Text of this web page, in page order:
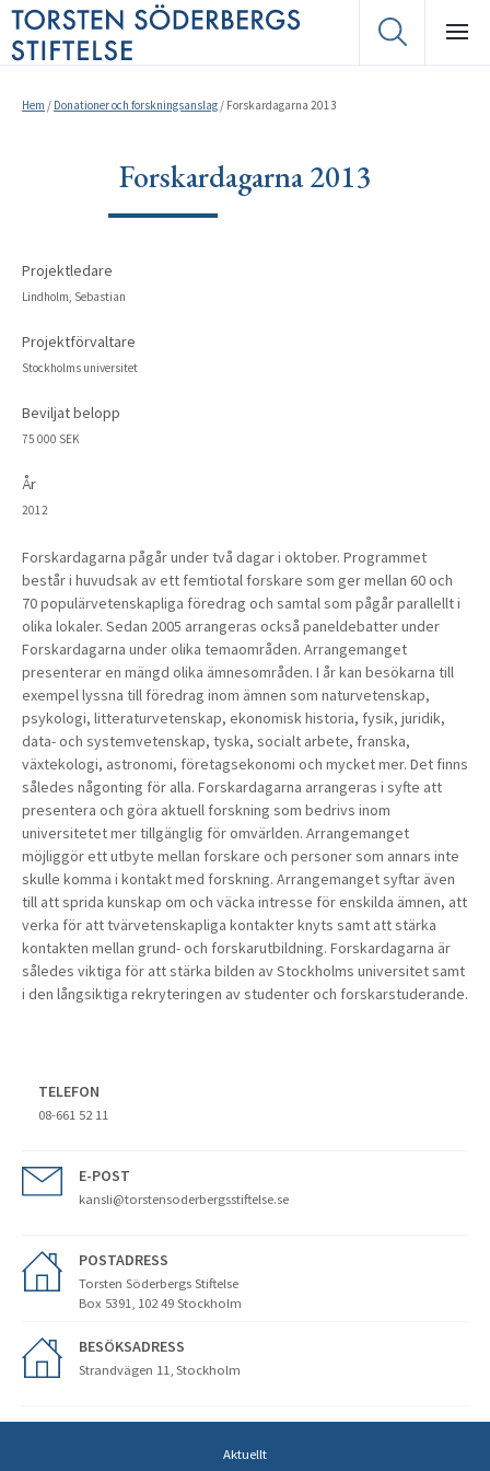
Hem / Donationer och forskningsanslag / Forskardagarna 2013
Forskardagarna 2013
Projektledare
Lindholm, Sebastian
Projektförvaltare
Stockholms universitet
Beviljat belopp
75 000 SEK
År
2012
Forskardagarna pågår under två dagar i oktober. Programmet
består i huvudsak av ett femtiotal forskare som ger mellan 60 och
70 populärvetenskapliga föredrag och samtal som pågår parallellt i
olika lokaler. Sedan 2005 arrangeras också paneldebatter under
Forskardagarna under olika temaområden. Arrangemanget
presenterar en mängd olika ämnesområden. I år kan besökarna till
exempel lyssna till föredrag inom ämnen som naturvetenskap,
psykologi, litteraturvetenskap, ekonomisk historia, fysik, juridik,
data- och systemvetenskap, tyska, socialt arbete, franska,
växtekologi, astronomi, företagsekonomi och mycket mer. Det finns
således någonting för alla. Forskardagarna arrangeras i syfte att
presentera och göra aktuell forskning som bedrivs inom
universitetet mer tillgänglig för omvärlden. Arrangemanget
möjliggör ett utbyte mellan forskare och personer som annars inte
skulle komma i kontakt med forskning. Arrangemanget syftar även
till att sprida kunskap om och väcka intresse för enskilda ämnen, att
verka för att tvärvetenskapliga kontakter knyts samt att stärka
kontakten mellan grund- och forskarutbildning. Forskardagarna är
således viktiga för att stärka bilden av Stockholms universitet samt
i den långsiktiga rekryteringen av studenter och forskarstuderande.
TELEFON
08-661 52 11
E-POST
kansli@torstensoderbergsstiftelse.se
POSTADRESS
Torsten Söderbergs Stiftelse
Box 5391, 102 49 Stockholm
BESÖKSADRESS
Strandvägen 11, Stockholm
Aktuellt